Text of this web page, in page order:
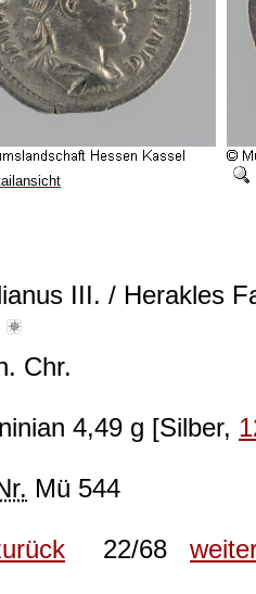
III. / Herakles
Chr.
4,49 g [Silber,
Mü 544
22/68